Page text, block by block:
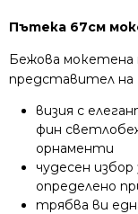
Пътека 67см
Бежова
представител на
визия с
фин
орнаменти
чудесен
определено
трябва ви